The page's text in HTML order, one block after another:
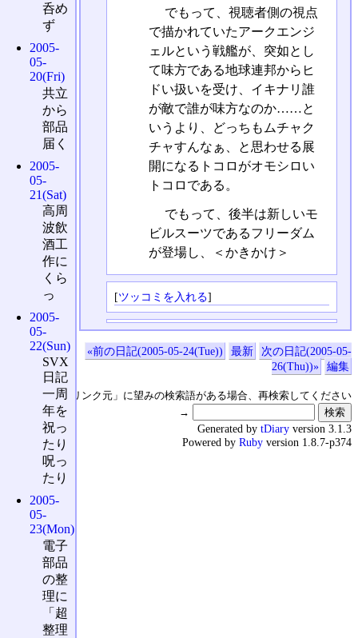
でもって、視聴者側の視点
で描かれていたアークエンジ
ェルという戦艦が、突如とし
て味方である地球連邦からヒ
ドい扱いを受け、イキナリ誰
が敵で誰が味方なのか……と
いうより、どっちもムチャク
チャすんなぁ、と思わせる展
開になるトコロがオモシロい
トコロである。
でもって、後半は新しいモ
ビルスーツであるフリーダム
が登場し、＜かきかけ＞
[ツッコミを入れる]
«前の日記(2005-05-24(Tue)) 最新
次の日記(2005-05-
26(Thu))»
編集
↑の「本日のリンク元」に望みの検索語がある場合、再検索してください
→
呑め
ず
2005-
05-
20(Fri)
共立
から
部品
届く
2005-
05-
21(Sat)
高周
波飲
酒工
作に
くら
っ
2005-
05-
22(Sun)
SVX
日記
一周
年を
祝っ
たり
呪っ
たり
2005-
05-
23(Mon)
電子
部品
の整
理に
「超
整理
Generated by tDiary version 3.1.3
Powered by Ruby version 1.8.7-p374